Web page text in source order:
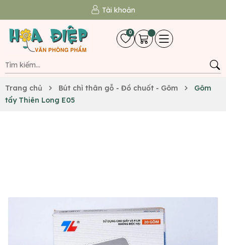
Tài khoản
0
Trang chủ Bút chì thân gỗ - Đồ chuốt - Gôm
Gôm
tẩy Thiên Long E05